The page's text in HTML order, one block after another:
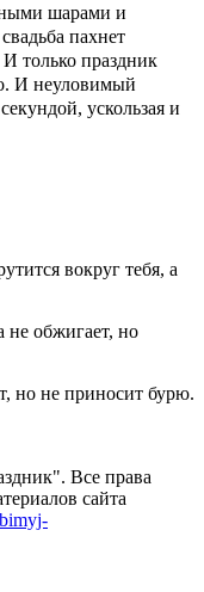
шарами и
пахнет
только праздник
И неуловимый
ускользая и
вокруг тебя, а
не обжигает, но
но не приносит бурю.
Все права
сайта